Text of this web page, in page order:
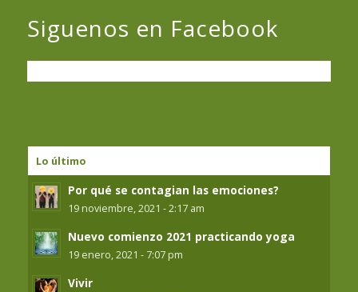
Siguenos en Facebook
Lo último
Por qué se contagian las emociones?
19 noviembre, 2021 - 2:17 am
Nuevo comienzo 2021 practicando yoga
19 enero, 2021 - 7:07 pm
Vivir